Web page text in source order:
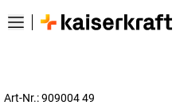
Art-Nr.: 909004 49